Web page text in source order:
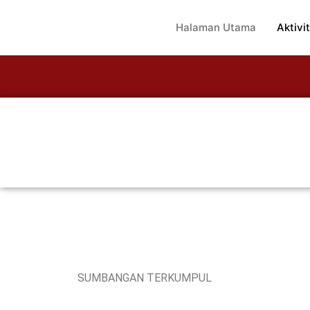
Halaman Utama
SUMBANGAN TERKUMPUL